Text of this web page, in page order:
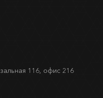
116, офис 216